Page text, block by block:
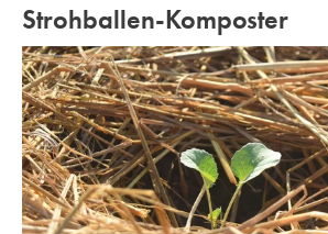
Strohballen-Komposter